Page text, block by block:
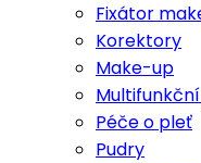
Fixátor
Korektory
Make-up
Péče o pleť
Pudry